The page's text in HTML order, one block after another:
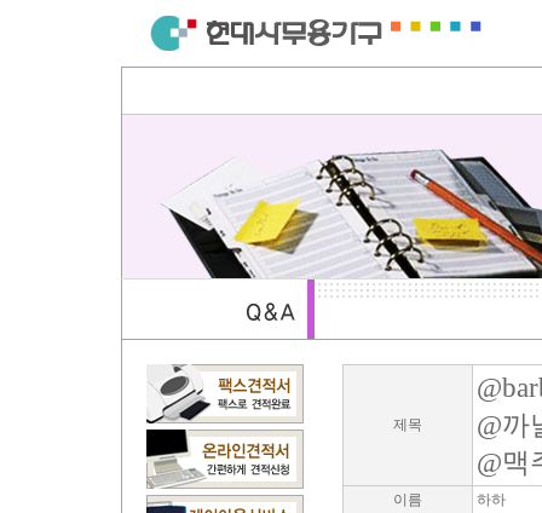
제목
@까
@맥
이름 하하